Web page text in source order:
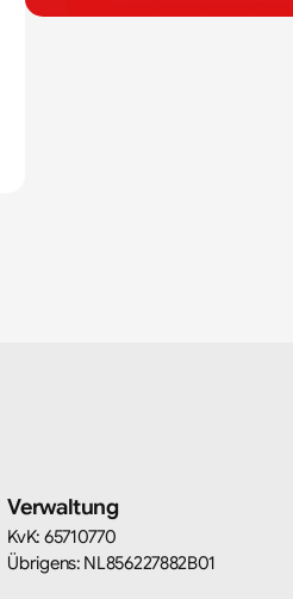
Verwaltung
KvK: 65710770
Übrigens: NL856227882B01